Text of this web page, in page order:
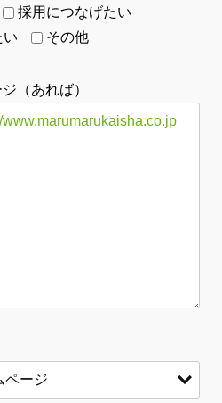
採用につなげたい
い
その他
（あれば）